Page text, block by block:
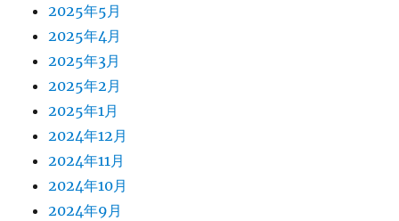
2025年5月
2025年4月
2025年3月
2025年2月
2025年1月
2024年12月
2024年11月
2024年10月
2024年9月